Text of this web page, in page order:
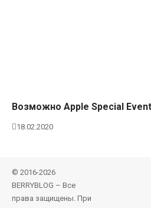
Возможно Apple Special
18.02.2020
© 2016-2026
BERRYBLOG – Все
права защищены. При